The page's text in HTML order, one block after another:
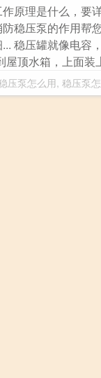
原理是什么，要
稳压泵的作用帮
稳压罐就像电容
顶水箱，上面装
压泵怎么用, 稳压泵